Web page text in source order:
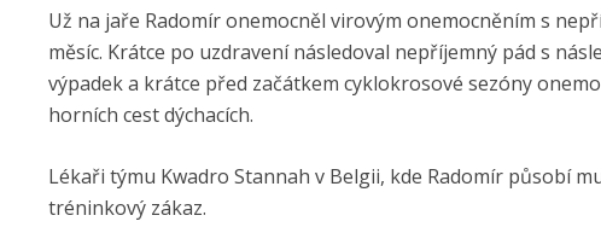
Už na jaře Radomír onemocněl virovým onemocněním s
měsíc. Krátce po uzdravení následoval nepříjemný pád s
výpadek a krátce před začátkem cyklokrosové sezóny
horních cest dýchacích.
Lékaři týmu Kwadro Stannah v Belgii, kde Radomír působí
tréninkový zákaz.